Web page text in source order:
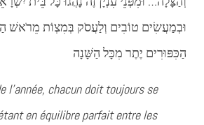
וּבְמַעֲשִׂים טוֹבִים וְלַעֲסֹק בְּמִצְוֹת מֵרֹאשׁ
הַכִּפּוּרִים יֶתֶר מִכָּל הַשָּׁנָה
l’année, chacun doit toujours se
en équilibre parfait entre les